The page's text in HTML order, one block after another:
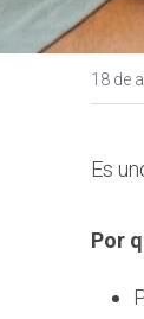
18 de
Es
Por